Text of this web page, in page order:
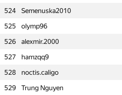
524
Semenuska2010
525
olymp96
526
alexmir.2000
527
hamzqq9
528
noctis.caligo
529
Trung Nguyen
501 NatalyCod
502
av.fedchenko
503
Shchetsova.au
504
suff-d
505
hepfkm.ibragimov
506
Ismag-S